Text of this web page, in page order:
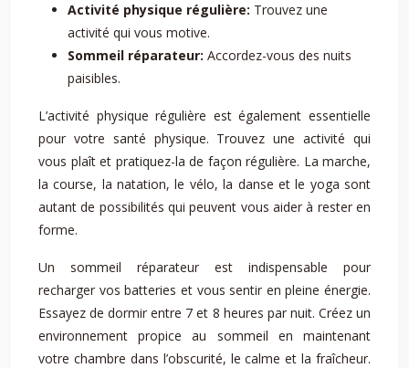
Activité physique régulière: Trouvez une
activité qui vous motive.
Sommeil réparateur: Accordez-vous des nuits
paisibles.
L’activité physique régulière est également essentielle
pour votre santé physique. Trouvez une activité qui
vous plaît et pratiquez-la de façon régulière. La marche,
la course, la natation, le vélo, la danse et le yoga sont
autant de possibilités qui peuvent vous aider à rester en
forme.
Un sommeil réparateur est indispensable pour
recharger vos batteries et vous sentir en pleine énergie.
Essayez de dormir entre 7 et 8 heures par nuit. Créez un
environnement propice au sommeil en maintenant
votre chambre dans l’obscurité, le calme et la fraîcheur.